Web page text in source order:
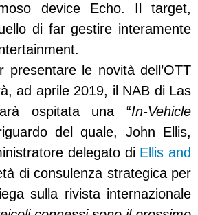
device Echo. Il target,
di far gestire interamente
presentare le novità dell’OTT
ad aprile 2019, il NAB di Las
ospitata una “In-Vehicle
del quale, John Ellis,
delegato di Ellis and
di consulenza strategica per
sulla rivista internazionale